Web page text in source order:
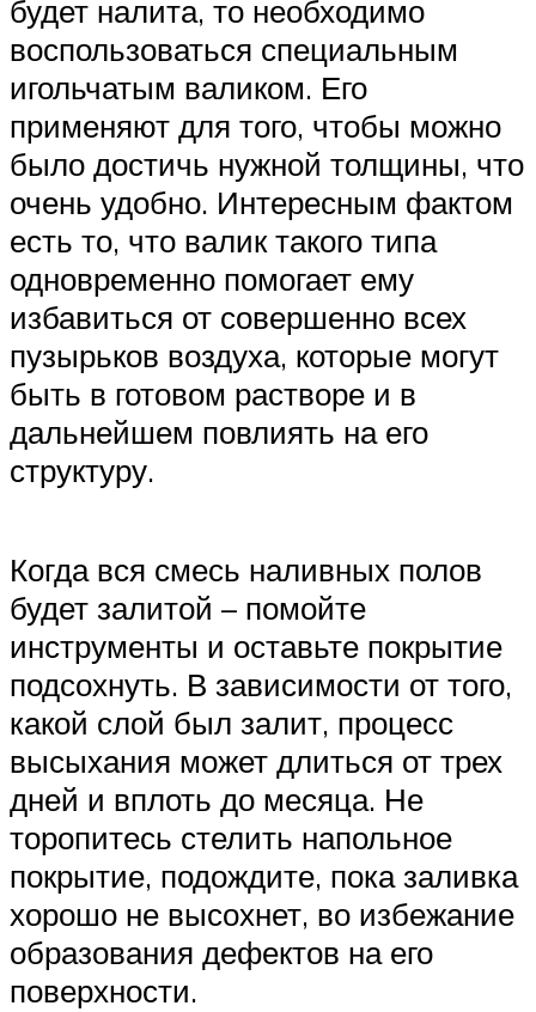
будет налита, то необходимо
воспользоваться специальным
игольчатым валиком. Его
применяют для того, чтобы можно
было достичь нужной толщины, что
очень удобно. Интересным фактом
есть то, что валик такого типа
одновременно помогает ему
избавиться от совершенно всех
пузырьков воздуха, которые могут
быть в готовом растворе и в
дальнейшем повлиять на его
структуру.
Когда вся смесь наливных полов
будет залитой – помойте
инструменты и оставьте покрытие
подсохнуть. В зависимости от того,
какой слой был залит, процесс
высыхания может длиться от трех
дней и вплоть до месяца. Не
торопитесь стелить напольное
покрытие, подождите, пока заливка
хорошо не высохнет, во избежание
образования дефектов на его
поверхности.